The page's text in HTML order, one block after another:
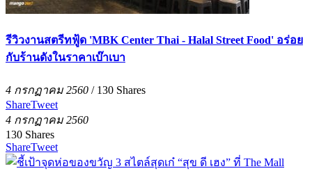
รีวิวงานสตรีทฟู้ด 'MBK Center Thai - Halal Street Food' อร่อย
กับร้านดังในราคาเบ๊าเบา
4 กรกฏาคม 2560 / 130 Shares
ShareTweet
4 กรกฏาคม 2560
130 Shares
ShareTweet